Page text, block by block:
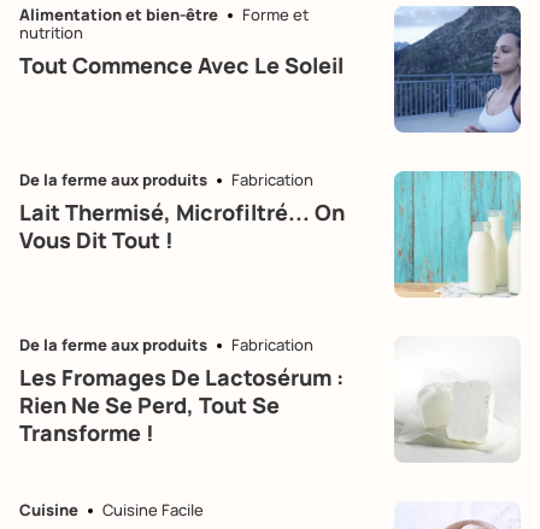
Alimentation et bien-être
Forme et
nutrition
Tout Commence Avec Le Soleil
De la ferme aux produits Fabrication
Lait Thermisé, Microfiltré... On
Vous Dit Tout !
De la ferme aux produits Fabrication
Les Fromages De Lactosérum :
Rien Ne Se Perd, Tout Se
Transforme !
Cuisine Cuisine Facile